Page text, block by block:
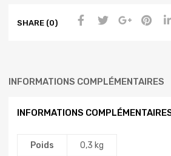
SHARE (0)
INFORMATIONS COMPLÉMENTAIRES
INFORMATIONS
Poids 0,3 kg